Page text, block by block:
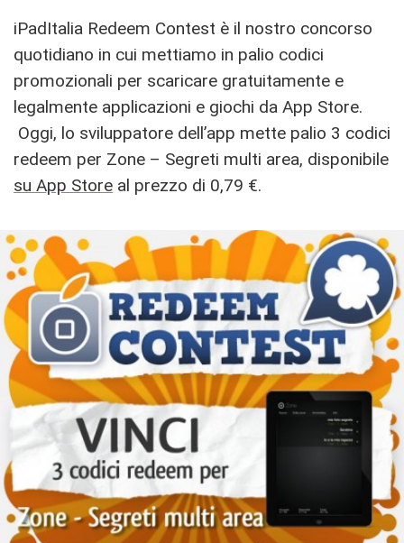
iPadItalia Redeem Contest è il nostro concorso
quotidiano in cui mettiamo in palio codici
promozionali per scaricare gratuitamente e
legalmente applicazioni e giochi da App Store.
Oggi, lo sviluppatore dell’app mette palio 3 codici
redeem per Zone – Segreti multi area, disponibile
su App Store al prezzo di 0,79 €.